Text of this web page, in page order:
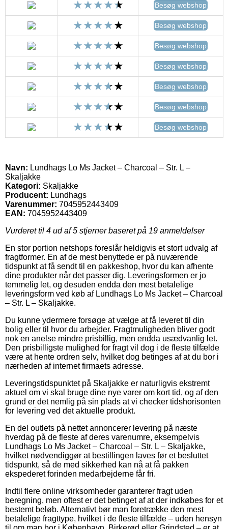
Besøg webshop
Besøg webshop
Besøg webshop
Besøg webshop
Besøg webshop
Besøg webshop
Besøg webshop
Navn: Lundhags Lo Ms Jacket – Charcoal – Str. L –
Skaljakke
Kategori: Skaljakke
Producent: Lundhags
Varenummer: 7045952443409
EAN: 7045952443409
Vurderet til 4 ud af 5 stjerner baseret på 19 anmeldelser
En stor portion netshops foreslår heldigvis et stort udvalg af
fragtformer. En af de mest benyttede er på nuværende
tidspunkt at få sendt til en pakkeshop, hvor du kan afhente
dine produkter når det passer dig. Leveringsformen er jo
temmelig let, og desuden endda den mest betalelige
leveringsform ved køb af Lundhags Lo Ms Jacket – Charcoal
– Str. L – Skaljakke.
Du kunne ydermere forsøge at vælge at få leveret til din
bolig eller til hvor du arbejder. Fragtmuligheden bliver godt
nok en anelse mindre prisbillig, men endda usædvanlig let.
Den prisbilligste mulighed for fragt vil dog i de fleste tilfælde
være at hente ordren selv, hvilket dog betinges af at du bor i
nærheden af internet firmaets adresse.
Leveringstidspunktet på Skaljakke er naturligvis ekstremt
aktuel om vi skal bruge dine nye varer om kort tid, og af den
grund er det nemlig på sin plads at vi checker tidshorisonten
for levering ved det aktuelle produkt.
En del outlets på nettet annoncerer levering på næste
hverdag på de fleste af deres varenumre, eksempelvis
Lundhags Lo Ms Jacket – Charcoal – Str. L – Skaljakke,
hvilket nødvendiggør at bestillingen laves før et besluttet
tidspunkt, så de med sikkerhed kan nå at få pakken
ekspederet forinden medarbejderne får fri.
Indtil flere online virksomheder garanterer fragt uden
beregning, men oftest er det betinget af at der indkøbes for et
bestemt beløb. Alternativt bør man foretrække den mest
betalelige fragttype, hvilket i de fleste tilfælde – uden hensyn